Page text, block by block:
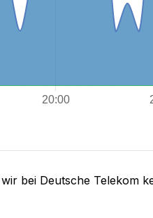
bei Deutsche Telekom